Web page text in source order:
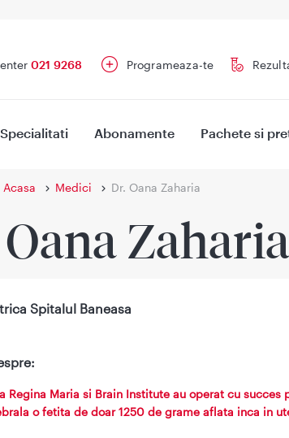
021 9268 Programeaza-te
Specialitati Abonamente Pachete si
Acasa Medici Dr. Oana Zaharia
Zaharia
Spitalul Baneasa
Regina Maria si Brain Institute au operat cu succes
o fetita de doar 1250 de grame aflata inca in